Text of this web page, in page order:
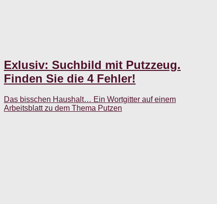
Exlusiv: Suchbild mit Putzzeug.
Finden Sie die 4 Fehler!
Das bisschen Haushalt… Ein Wortgitter auf einem
Arbeitsblatt zu dem Thema Putzen